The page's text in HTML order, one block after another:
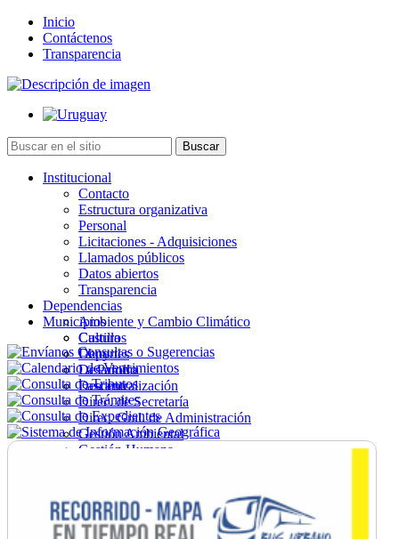
Inicio
Contáctenos
Transparencia
Institucional
Contacto
Estructura organizativa
Personal
Licitaciones - Adquisiciones
Llamados públicos
Datos abiertos
Transparencia
Dependencias
Ambiente y Cambio Climático
Cultura
Deportes
Desarrollo
Descentralización
Direc. de Secretaría
Direc. Gral. de Administración
Gestión Ambiental
Gestión Humana
Ordenamiento
Promoción Social
Salud
Municipios
Castillos
Chuy
La Paloma
Lascano